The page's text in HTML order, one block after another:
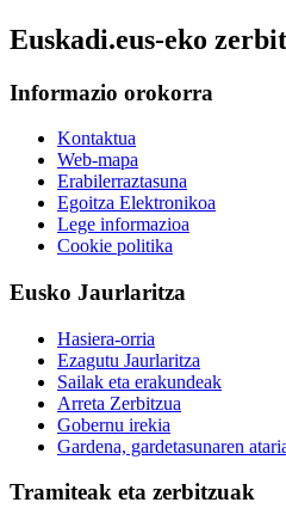
Euskadi.eus-eko
Informazio orokorra
Kontaktua
Web-mapa
Erabilerraztasuna
Egoitza Elektronikoa
Lege informazioa
Cookie politika
Eusko Jaurlaritza
Hasiera-orria
Ezagutu Jaurlaritza
Sailak eta erakundeak
Arreta Zerbitzua
Gobernu irekia
Gardena, gardetasunaren
Tramiteak eta zerbitzuak